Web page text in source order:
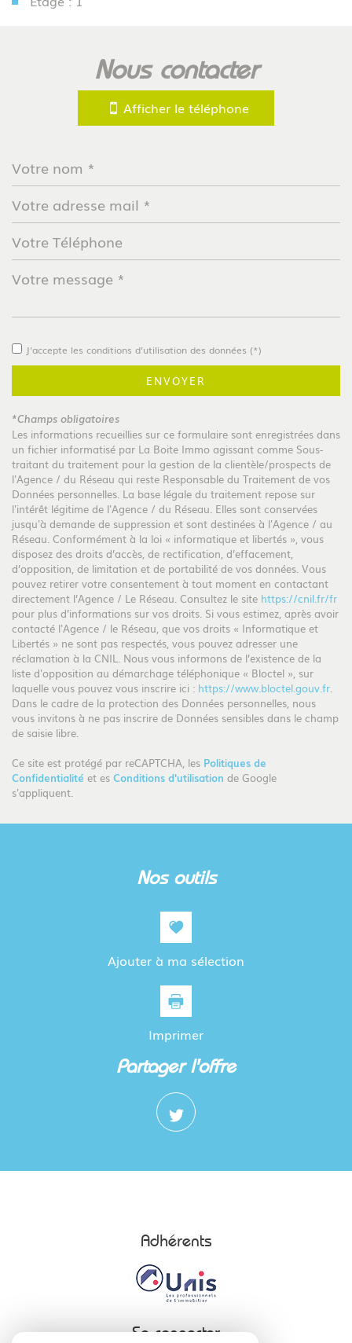
École maternelle
École primaire
Enseignement supérieur
Lycée
Bibliothèque
Bureau de poste
Mairie
Nombre d'habitants
Propriétaires (vs. locataires)
45,29 %
Habitants de plus de 55 ans
Nombre d'enfants par famille
Familles avec 1 ou 2 enfants
Familles avec 3 enfants
nous contacter
Afficher le téléphone
J'accepte les conditions d'utilisation des données (*)
ENVOYER
*Champs obligatoires
Les informations recueillies sur ce formulaire sont enregistrées dans
un fichier informatisé par La Boite Immo agissant comme Sous-
traitant du traitement pour la gestion de la clientèle/prospects de
l'Agence / du Réseau qui reste Responsable du Traitement de vos
Données personnelles. La base légale du traitement repose sur
l'intérêt légitime de l'Agence / du Réseau. Elles sont conservées
jusqu'à demande de suppression et sont destinées à l'Agence / au
Réseau. Conformément à la loi « informatique et libertés », vous
disposez des droits d’accès, de rectification, d’effacement,
d’opposition, de limitation et de portabilité de vos données. Vous
pouvez retirer votre consentement à tout moment en contactant
directement l’Agence / Le Réseau. Consultez le site https://cnil.fr/fr
pour plus d’informations sur vos droits. Si vous estimez, après avoir
contacté l'Agence / le Réseau, que vos droits « Informatique et
Libertés » ne sont pas respectés, vous pouvez adresser une
réclamation à la CNIL. Nous vous informons de l’existence de la
liste d'opposition au démarchage téléphonique « Bloctel », sur
laquelle vous pouvez vous inscrire ici : https://www.bloctel.gouv.fr
Dans le cadre de la protection des Données personnelles, nous
vous invitons à ne pas inscrire de Données sensibles dans le champ
de saisie libre.
Ce site est protégé par reCAPTCHA, les Politiques de
Confidentialité et es Conditions d'utilisation de Google
s'appliquent.
nos outils
Ajouter à ma sélection
Imprimer
partager l'offre
Adhérents
Se connecter